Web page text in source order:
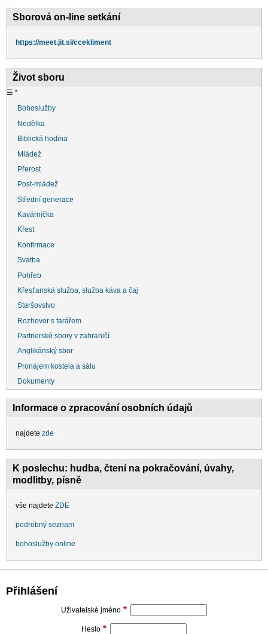
Sborová on-line setkání
https://meet.jit.si/ccekliment
Život sboru
☰ ˟
Bohoslužby
Nedělka
Biblická hodina
Mládež
Přerost
Post-mládež
Střední generace
Kavárnička
Křest
Konfirmace
Svatba
Pohřeb
Křesťanská služba, služba káva a čaj
Staršovstvo
Rozhovor s farářem
Partnerské sbory v zahraničí
Anglikánský sbor
Pronájem kostela a sálu
Dokumenty
Informace o zpracování osobních údajů
najdete zde
K poslechu: hudba, čtení na pokračování, úvahy,
modlitby, písně
vše najdete ZDE
podrobný seznam
bohoslužby online
Přihlášení
Uživatelské jméno
Heslo